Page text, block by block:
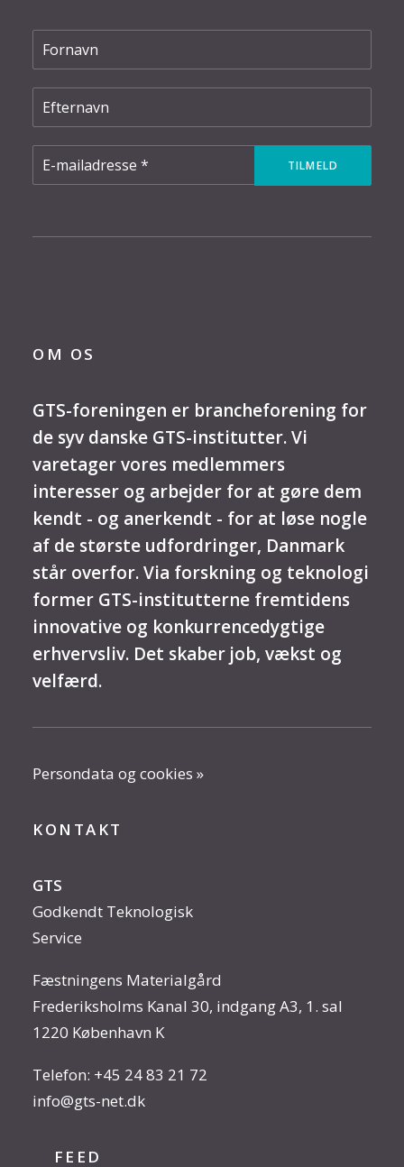
OM OS
GTS-foreningen er brancheforening for
de syv danske GTS-institutter. Vi
varetager vores medlemmers
interesser og arbejder for at gøre dem
kendt - og anerkendt - for at løse nogle
af de største udfordringer, Danmark
står overfor. Via forskning og teknologi
former GTS-institutterne fremtidens
innovative og konkurrencedygtige
erhvervsliv. Det skaber job, vækst og
velfærd.
Persondata og cookies »
KONTAKT
GTS
Godkendt Teknologisk
Service
Fæstningens Materialgård
Frederiksholms Kanal 30, indgang A3, 1. sal
1220 København K
Telefon: +45 24 83 21 72
info@gts-net.dk
FEED